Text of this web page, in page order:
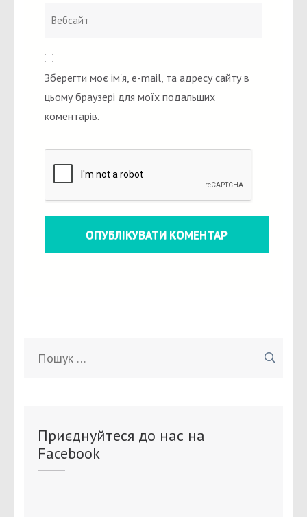
Зберегти моє ім'я, e-mail, та адресу сайту в
цьому браузері для моїх подальших
коментарів.
Приєднуйтеся до нас на
Facebook